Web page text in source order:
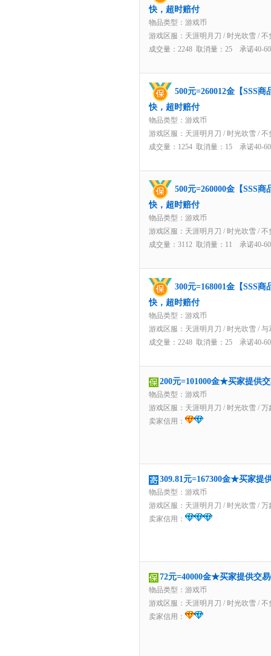
快，超时赔付
物品类型：游戏币
游戏区服： 天涯明月刀 / 时光吹雪 / 不
成交量：2248 取消量：25 承诺40-
500元=260012金【SSS
快，超时赔付
物品类型：游戏币
游戏区服： 天涯明月刀 / 时光吹雪 / 不
成交量：1254 取消量：15 承诺40-
500元=260000金【SSS
快，超时赔付
物品类型：游戏币
游戏区服： 天涯明月刀 / 时光吹雪 / 不
成交量：3112 取消量：11 承诺40-
300元=168001金【SSS
快，超时赔付
物品类型：游戏币
游戏区服： 天涯明月刀 / 时光吹雪 / 与
成交量：2248 取消量：25 承诺40-
200元=101000金★买家提供
物品类型：游戏币
游戏区服： 天涯明月刀 / 时光吹雪 / 万
卖家信用：
309.81元=167300金★买家提
物品类型：游戏币
游戏区服： 天涯明月刀 / 时光吹雪 / 万
卖家信用：
72元=40000金★买家提供交
物品类型：游戏币
游戏区服： 天涯明月刀 / 时光吹雪 / 不
卖家信用：